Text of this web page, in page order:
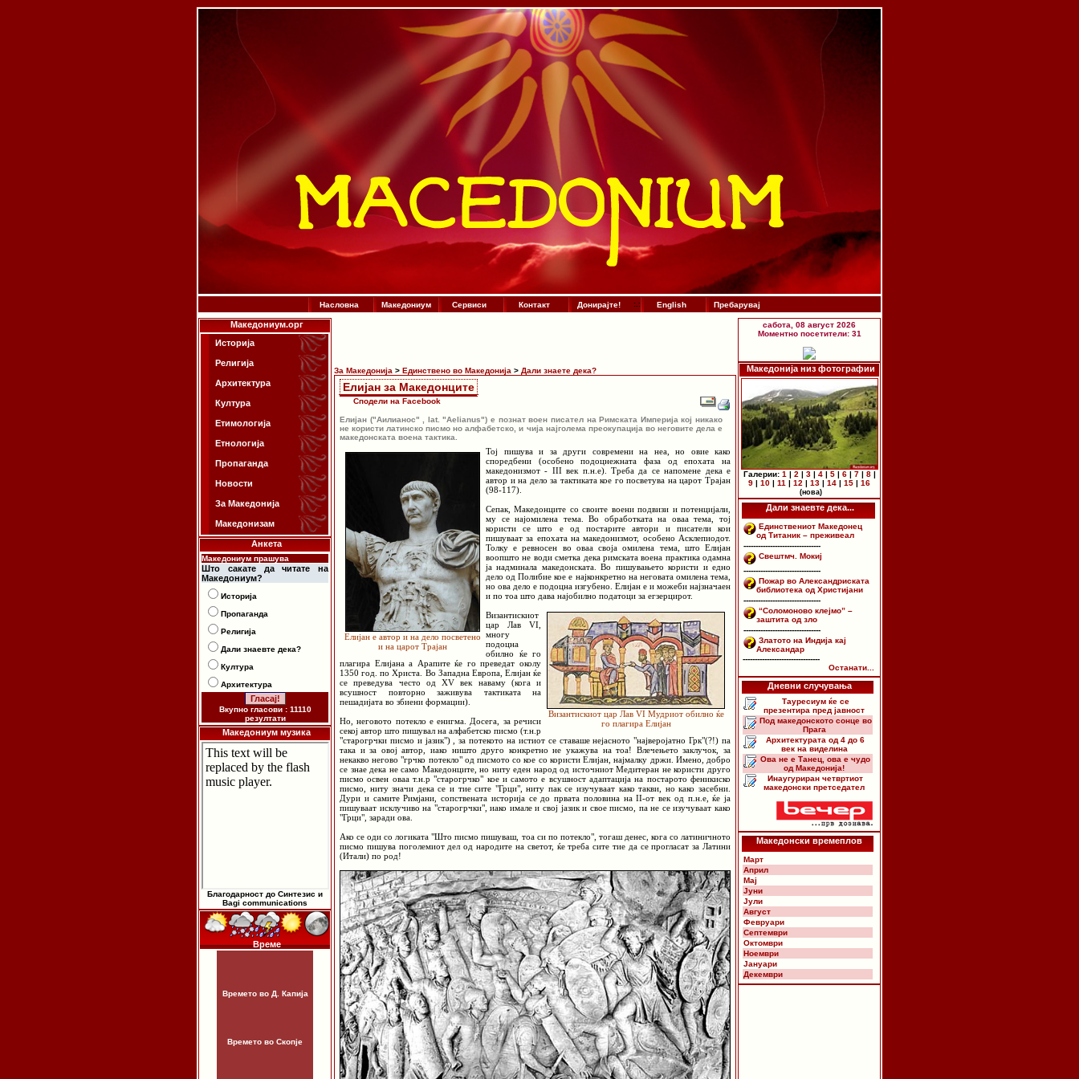
Насловна Македониум Сервиси Контакт Донирајте! :. : English Пребарувај
Македониум.орг
Историја
Религија
Архитектура
Култура
Етимологија
Етнологија
Пропаганда
Новости
За Македонија
Македонизам
Анкета
Македониум прашува
Што сакате да читате на
Македониум?
Историја
Пропаганда
Религија
Дали знаевте дека?
Култура
Архитектура
Вкупно гласови : 11110
резултати
Македониум музика
Благодарност до Синтезис и
Bagi communications
Време
Времето во Д. Капија
Времето во Скопје
За Македонија > Единствено во Македонија > Дали знаете дека?
Елијан за Македонците
Сподели на Facebook
Елијан ("Аилианос" , lat. "Aelianus") e познат воен писател на Римската Империја кој никако
не користи латинско писмо но алфабетско, и чија најголема преокупација во неговите дела е
македонската воена тактика.
Елијан е автор и на дело посветено
и на царот Трајан
Тој пишува и за други современи на неа, но овие како
споредбени (особено подоцнежната фаза од епохата на
македонизмот - III век п.н.е). Треба да се напомене дека е
автор и на дело за тактиката кое го посветува на царот Трајан
(98-117).
Сепак, Македонците со своите воени подвизи и потенцијали,
му се најомилена тема. Во обработката на оваа тема, тој
користи се што е од постарите автори и писатели кои
пишуваат за епохата на македонизмот, особено Асклепиодот.
Толку е ревносен во оваа своја омилена тема, што Елијан
воопшто не води сметка дека римската воена практика одамна
ја надминала македонската. Во пишувањето користи и едно
дело од Полибие кое е најконкретно на неговата омилена тема,
но ова дело е подоцна изгубено. Елијан е и можеби најзначаен
и по тоа што дава најобилно податоци за егзерцирот.
Византискиот цар Лав VI Мудриот обилно ќе
го плагира Елијан
Византискиот
цар Лав VI,
многу
подоцна
обилно ќе го
плагира Елијана а Арапите ќе го преведат околу
1350 год. по Христа. Во Западна Европа, Елијан ќе
се преведува често од XV век наваму (кога и
всушност повторно заживува тактиката на
пешадијата во збиени формации).
Но, неговото потекло е енигма. Досега, за речиси
секој автор што пишувал на алфабетско писмо (т.н.р
"старогрчки писмо и јазик") , за потекото на истиот се ставаше нејасното "најверојатно Грк"(?!) па
така и за овој автор, иако ништо друго конкретно не укажува на тоа! Влечењето заклучок, за
некакво негово "грчко потекло" од писмото со кое со користи Елијан, најмалку држи. Имено, добро
се знае дека не само Македонците, но ниту еден народ од источниот Медитеран не користи друго
писмо освен оваа т.н.р "старогрчко" кое и самото е всушност адаптација на постарото феникиско
писмо, ниту значи дека се и тие сите "Грци", ниту пак се изучуваат како такви, но како засебни.
Дури и самите Римјани, сопствената историја се до првата половина на II-от век од п.н.е, ќе ја
пишуваат исклучиво на "старогрчки", иако имале и свој јазик и свое писмо, па не се изучуваат како
"Грци", заради ова.
Ако се оди со логиката "Што писмо пишуваш, тоа си по потекло", тогаш денес, кога со латиничното
писмо пишува поголемиот дел од народите на светот, ќе треба сите тие да се прогласат за Латини
(Итали) по род!
сабота, 08 август 2026
Моментно посетители: 31
Македонија низ фотографии
Галерии: 1| 2| 3| 4| 5| 6| 7| 8|
9 | 10 | 11 | 12 | 13 | 14 | 15 | 16
(нова)
Дали знаевте дека...
Единствениот Македонец
од Титаник – преживеал
--------------------------------
Свештмч. Мокиј
--------------------------------
Пожар во Александриската
библиотека од Христијани
--------------------------------
“Соломоново клејмо” –
заштита од зло
--------------------------------
Златото на Индија кај
Александар
--------------------------------
Останати...
Дневни случувања
Тауресиум ќе се
презентира пред јавност
Под македонското сонце во
Прага
Архитектурата од 4 до 6
век на виделина
Ова не е Танец, ова е чудо
од Македонија!
Инаугуриран четвртиот
македонски претседател
Македонски времеплов
Март
Април
Мај
Јуни
Јули
Август
Февруари
Септември
Октомври
Ноември
Јануари
Декември